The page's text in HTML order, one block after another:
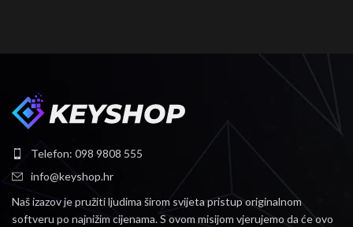
Telefon: 098 9808 555
info@keyshop.hr
Naš izazov je pružiti ljudima širom svijeta pristup originalnom
softveru po najnižim cijenama.S ovom misijom vjerujemo da će ovo